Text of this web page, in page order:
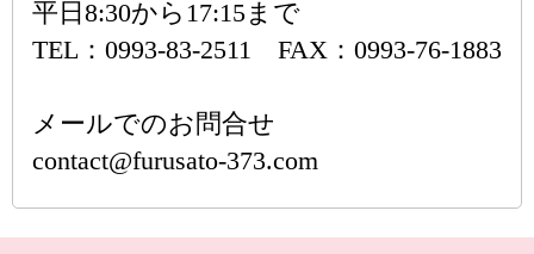
平日8:30から17:15まで
TEL：0993-83-2511 FAX：0993-76-1883
メールでのお問合せ
contact@furusato-373.com